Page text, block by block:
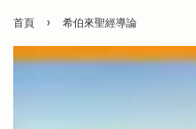
首頁 › 希伯來聖經導論